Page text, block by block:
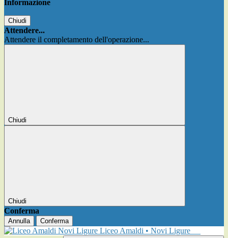
Informazione
Chiudi
Attendere...
Attendere il completamento dell'operazione...
Chiudi
Chiudi
Conferma
Annulla Conferma
Liceo Amaldi • Novi Ligure